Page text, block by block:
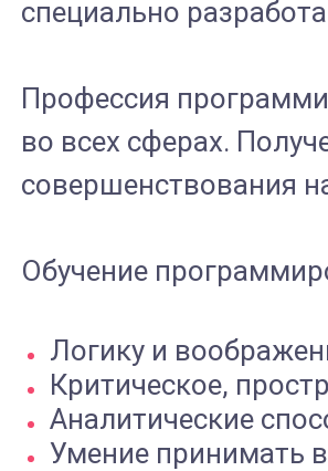
специально
Профессия
во всех сферах.
совершенствования
Обучение
Логику и
Критическое,
Аналитические
Умение принимать